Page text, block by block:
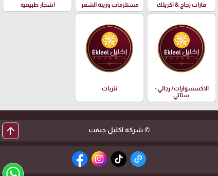
فازات زجاج & اكريلك مستلزمات وزينة الشعر اشجار طبيعية
الاكسسوارات/ رجالي -
ستاتي
نثريات
© شركة اكليل چيفت arrow_upward